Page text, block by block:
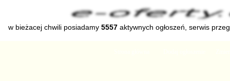
w bieżacej chwili posiadamy 5557 aktywnych ogłoszeń, serwis